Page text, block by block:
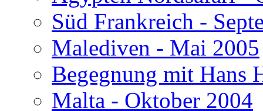
Süd Frankreich -
Malediven - Mai 2005
Begegnung mit Hans
Malta - Oktober 2004